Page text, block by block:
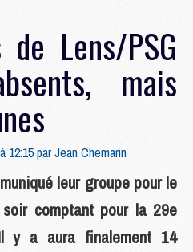
Lens/PSG
mais
12:15 parJean Chemarin
leur groupe pour le
comptant pour la 29e
y a aura finalement 14